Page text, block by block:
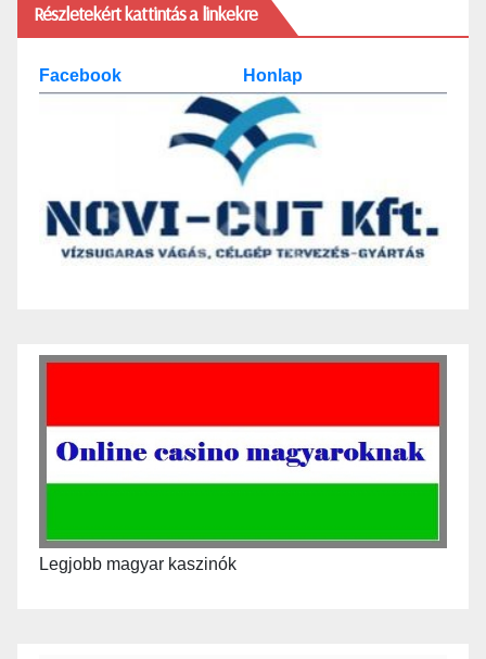
Részletekért kattintás a linkekre
Facebook Honlap
Legjobb magyar kaszinók